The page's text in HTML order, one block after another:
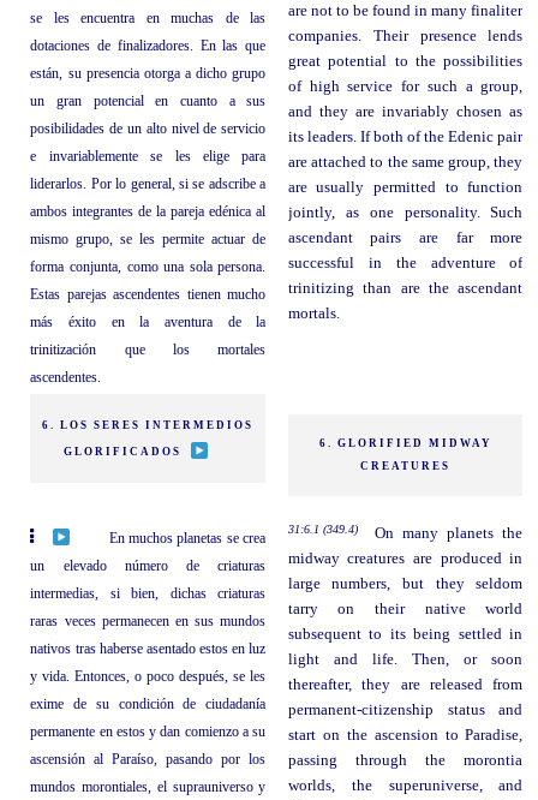
se les encuentra en muchas de las
dotaciones de finalizadores. En las que
están, su presencia otorga a dicho grupo
un gran potencial en cuanto a sus
posibilidades de un alto nivel de servicio
e invariablemente se les elige para
liderarlos. Por lo general, si se adscribe a
ambos integrantes de la pareja edénica al
mismo grupo, se les permite actuar de
forma conjunta, como una sola persona.
Estas parejas ascendentes tienen mucho
más éxito en la aventura de la
trinitización que los mortales
ascendentes.
are not to be found in many finaliter
companies. Their presence lends
great potential to the possibilities
of high service for such a group,
and they are invariably chosen as
its leaders. If both of the Edenic pair
are attached to the same group, they
are usually permitted to function
jointly, as one personality. Such
ascendant pairs are far more
successful in the adventure of
trinitizing than are the ascendant
mortals.
6. LOS SERES INTERMEDIOS
GLORIFICADOS
6. GLORIFIED MIDWAY
CREATURES
En muchos planetas se crea
un elevado número de criaturas
intermedias, si bien, dichas criaturas
raras veces permanecen en sus mundos
nativos tras haberse asentado estos en luz
y vida. Entonces, o poco después, se les
exime de su condición de ciudadanía
permanente en estos y dan comienzo a su
ascensión al Paraíso, pasando por los
mundos morontiales, el suprauniverso y
31:6.1 (349.4)
On many planets the
midway creatures are produced in
large numbers, but they seldom
tarry on their native world
subsequent to its being settled in
light and life. Then, or soon
thereafter, they are released from
permanent-citizenship status and
start on the ascension to Paradise,
passing through the morontia
worlds, the superuniverse, and